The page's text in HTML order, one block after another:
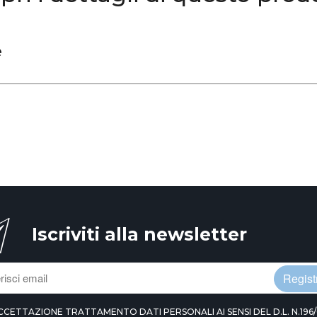
Iscriviti alla newsletter
TRATTAMENTO DATI PERSONALI AI SENSI DEL D.L.